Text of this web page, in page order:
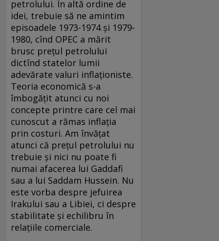
petrolului. În altă ordine de
idei, trebuie să ne amintim
episoadele 1973-1974 şi 1979-
1980, cînd OPEC a mărit
brusc preţul petrolului
dictînd statelor lumii
adevărate valuri inflaţioniste.
Teoria economică s-a
îmbogăţit atunci cu noi
concepte printre care cel mai
cunoscut a rămas inflaţia
prin costuri. Am învăţat
atunci că preţul petrolului nu
trebuie şi nici nu poate fi
numai afacerea lui Gaddafi
sau a lui Saddam Hussein. Nu
este vorba despre jefuirea
Irakului sau a Libiei, ci despre
stabilitate şi echilibru în
relaţiile comerciale.